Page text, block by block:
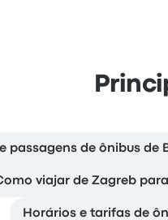
passagens de ônibus de
viajar de Zagreb
Horários e tarifas de